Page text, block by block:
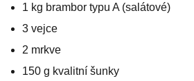
1 kg brambor typu A (salátové)
3 vejce
2 mrkve
150 g kvalitní šunky